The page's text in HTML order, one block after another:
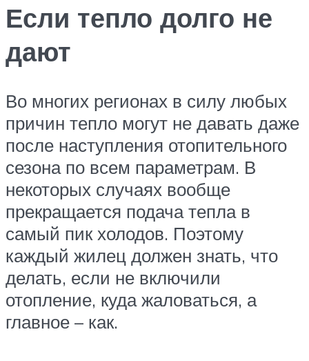
Если тепло долго не
дают
Во многих регионах в силу любых
причин тепло могут не давать даже
после наступления отопительного
сезона по всем параметрам. В
некоторых случаях вообще
прекращается подача тепла в
самый пик холодов. Поэтому
каждый жилец должен знать, что
делать, если не включили
отопление, куда жаловаться, а
главное – как.